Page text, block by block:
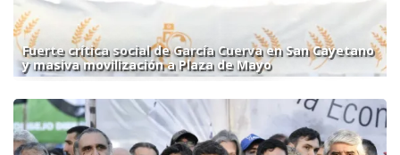
Fuerte crítica social de García Cuerva en San Cayetano
y masiva movilización a Plaza de Mayo